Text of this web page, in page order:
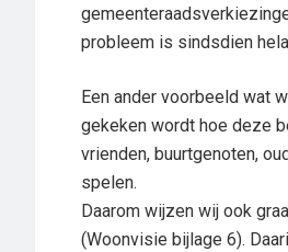
probleem is sindsdien
Een ander voorbeeld wat
gekeken wordt hoe deze
vrienden, buurtgenoten,
spelen.
Daarom wijzen wij ook
(Woonvisie bijlage 6).